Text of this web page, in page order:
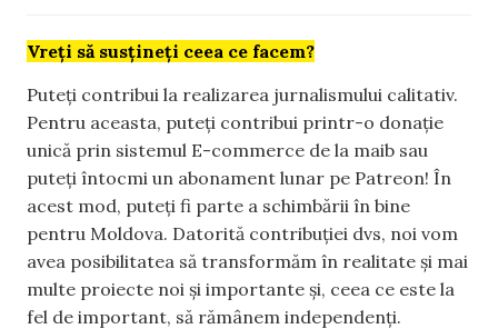
Vreți să susțineți ceea ce facem?
Puteți contribui la realizarea jurnalismului calitativ.
Pentru aceasta, puteți contribui printr-o donație
unică prin sistemul E-commerce de la maib sau
puteți întocmi un abonament lunar pe Patreon! În
acest mod, puteți fi parte a schimbării în bine
pentru Moldova. Datorită contribuției dvs, noi vom
avea posibilitatea să transformăm în realitate și mai
multe proiecte noi și importante și, ceea ce este la
fel de important, să rămânem independenți.